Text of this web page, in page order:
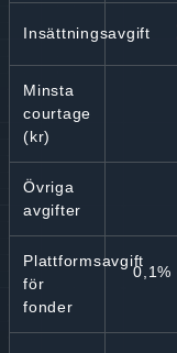
Insättningsavgift
Minsta
courtage
(kr)
Övriga
avgifter
Plattformsavgift
för
fonder
0,1%